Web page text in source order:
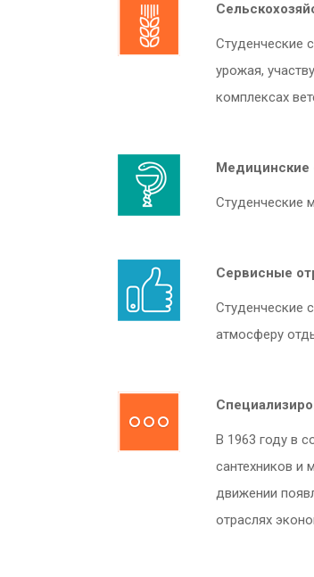
Студенческие
урожая,
комплексах
Медицинские
Студенческие
Сервисные
Студенческие
атмосферу
В 1963 году в
сантехников и
движении
отраслях